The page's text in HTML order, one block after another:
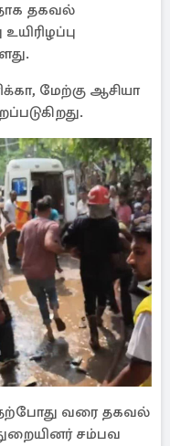
தகவல்
மேற்கு ஆசியா
தற்போது வரை தகவல்
சம்பவ